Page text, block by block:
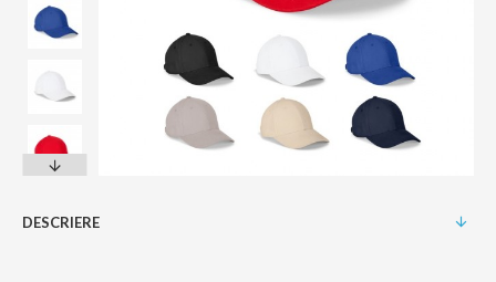
DESCRIERE